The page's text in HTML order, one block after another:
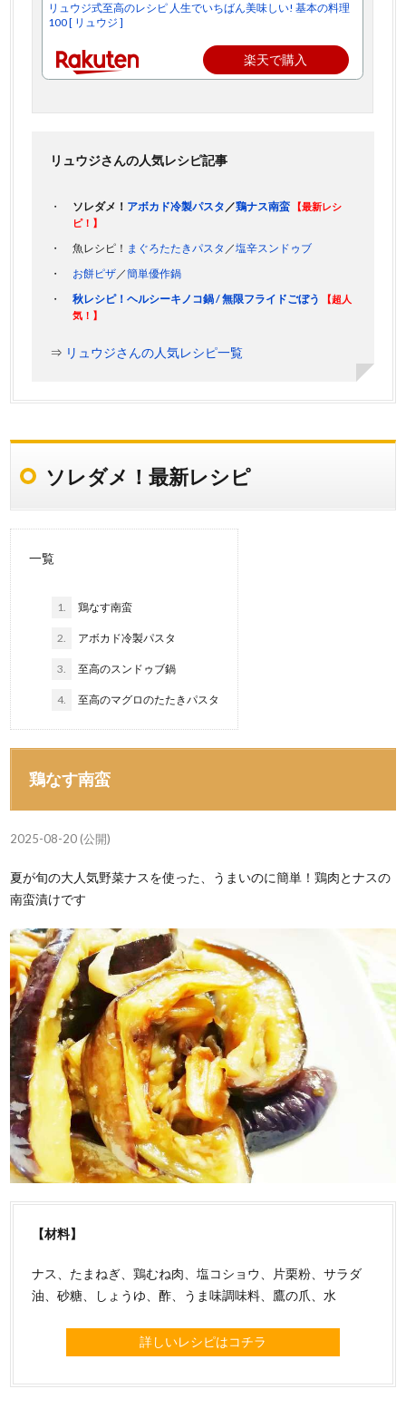
リュウジ式至高のレシピ 人生でいちばん美味しい! 基本の料理
100 [ リュウジ ]
楽天で購入
リュウジさんの人気レシピ記事
ソレダメ！ アボカド冷製パスタ ／鶏ナス南蛮
【最新レシ
ピ！】
魚レシピ！ まぐろたたきパスタ ／塩辛スンドゥブ
お餅ピザ／簡単優作鍋
秋レシピ！ヘルシーキノコ鍋 / 無限フライドごぼう
【超人
気！】
⇒ リュウジさんの人気レシピ一覧
ソレダメ！最新レシピ
一覧
1. 鶏なす南蛮
2. アボカド冷製パスタ
3. 至高のスンドゥブ鍋
4. 至高のマグロのたたきパスタ
鶏なす南蛮
2025-08-20 (公開)
夏が旬の大人気野菜ナスを使った、うまいのに簡単！鶏肉とナスの
南蛮漬けです
【材料】
ナス、たまねぎ、鶏むね肉、塩コショウ、片栗粉、サラダ
油、砂糖、しょうゆ、酢、うま味調味料、鷹の爪、水
詳しいレシピはコチラ